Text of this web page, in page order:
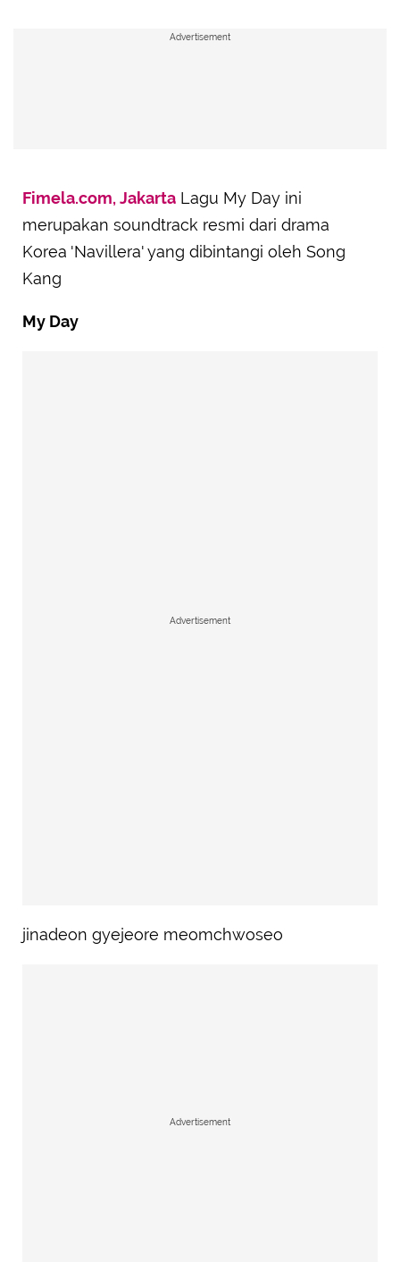
Advertisement
Fimela.com, Jakarta Lagu My Day ini
merupakan soundtrack resmi dari drama
Korea 'Navillera' yang dibintangi oleh Song
Kang
My Day
Advertisement
jinadeon gyejeore meomchwoseo
Advertisement